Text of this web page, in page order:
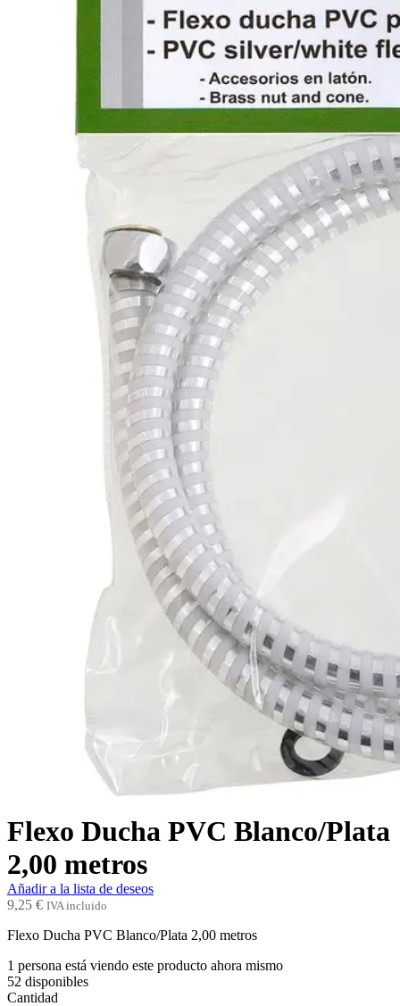
Flexo Ducha PVC Blanco/Plata
2,00 metros
Añadir a la lista de deseos
9,25 € IVA incluido
Flexo Ducha PVC Blanco/Plata 2,00 metros
1 persona está viendo este producto ahora mismo
52 disponibles
Cantidad